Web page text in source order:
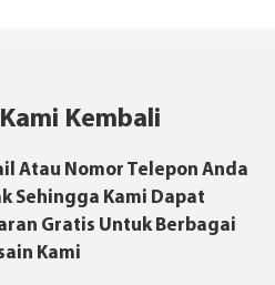
Kembali
Atau Nomor Telepon Anda
Sehingga Kami Dapat
Gratis Untuk Berbagai
Kami